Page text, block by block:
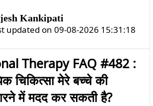
Kankipati
updated on 09-08-2026 15:31:18
Therapy FAQ #482 :
चिकित्सा मेरे बच्चे की
में मदद कर सकती है?